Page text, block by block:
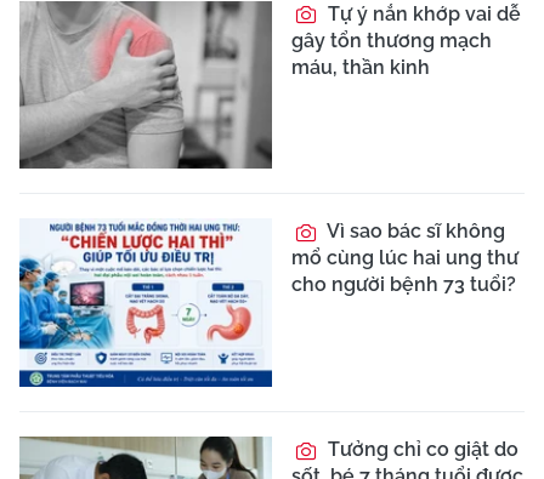
Tự ý nắn khớp vai dễ
gây tổn thương mạch
máu, thần kinh
Vì sao bác sĩ không
mổ cùng lúc hai ung thư
cho người bệnh 73 tuổi?
Tưởng chỉ co giật do